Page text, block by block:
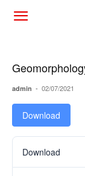
admin - 02/07/2021
Download
Download